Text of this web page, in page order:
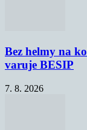
Bez helmy na
varuje BESIP
7. 8. 2026